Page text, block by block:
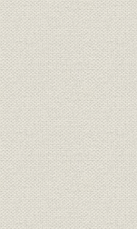
役員
役員
組織
組織
組織;沿革